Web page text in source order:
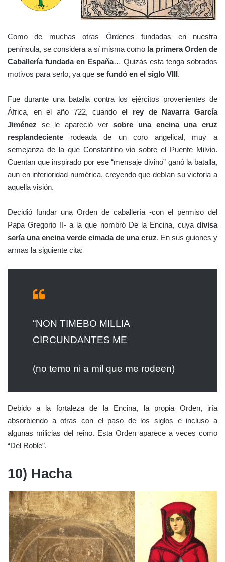
Como de muchas otras Órdenes fundadas en nuestra
península, se considera a sí misma como la primera Orden de
Caballería fundada en España… Quizás esta tenga sobrados
motivos para serlo, ya que se fundó en el siglo VIII.
Fue durante una batalla contra los ejércitos provenientes de
África, en el año 722, cuandoel rey de Navarra García
Jiménez se le apareció versobre una encina una cruz
resplandeciente rodeada de un coro angelical, muy a
semejanza de la que Constantino vio sobre el Puente Milvio.
Cuentan que inspirado por ese “mensaje divino” ganó la batalla,
aun en inferioridad numérica, creyendo que debían su victoria a
aquella visión.
Decidió fundar una Orden de caballería -con el permiso del
Papa Gregorio II- a la que nombró De la Encina, cuya divisa
sería una encina verde cimada de una cruz. En sus guiones y
armas la siguiente cita:
“NON TIMEBO MILLIA
CIRCUNDANTES ME
(no temo ni a mil que me rodeen)
Debido a la fortaleza de la Encina, la propia Orden, iría
absorbiendo a otras con el paso de los siglos e incluso a
algunas milicias del reino. Esta Orden aparece a veces como
“Del Roble”.
10) Hacha